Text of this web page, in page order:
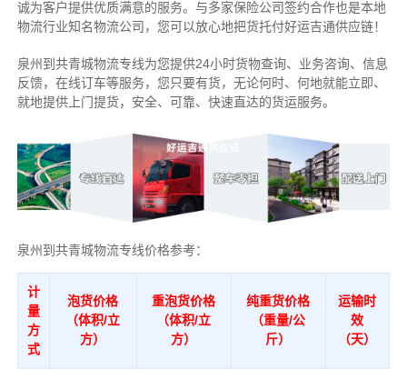
诚为客户提供优质满意的服务。 与多家保险公司签约合作也是本地
物流行业知名物流公司，您可以放心地把货托付好运吉通供应链！
泉州到共青城物流专线为您提供24小时货物查询、业务咨询、信息
反馈，在线订车等服务，您只要有货，无论何时、何地就能立即、
就地提供上门提货，安全、可靠、快速直达的货运服务。
泉州到共青城物流专线价格参考：
计
量
方
式
泡货价格
（体积/立
方）
重泡货价格
（体积/立
方）
纯重货价格
（重量/公
斤）
运输时
效
（天）